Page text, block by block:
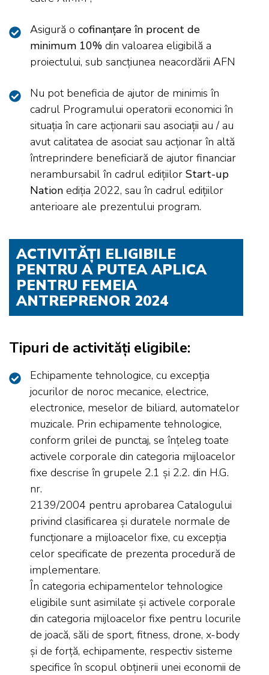
Asigură o cofinanțare în procent de
minimum 10% din valoarea eligibilă a
proiectului, sub sancțiunea neacordării AFN
Nu pot beneficia de ajutor de minimis în
cadrul Programului operatorii economici în
situația în care acționarii sau asociații au / au
avut calitatea de asociat sau acționar în altă
întreprindere beneficiară de ajutor financiar
nerambursabil în cadrul edițiilor Start-up
Nation ediția 2022, sau în cadrul edițiilor
anterioare ale prezentului program.
ACTIVITĂȚI ELIGIBILE
PENTRU A PUTEA APLICA
PENTRU FEMEIA
ANTREPRENOR 2024
Tipuri de activități eligibile:
Echipamente tehnologice, cu excepția
jocurilor de noroc mecanice, electrice,
electronice, meselor de biliard, automatelor
muzicale. Prin echipamente tehnologice,
conform grilei de punctaj, se înțeleg toate
activele corporale din categoria mijloacelor
fixe descrise în grupele 2.1 și 2.2. din H.G.
nr.
2139/2004 pentru aprobarea Catalogului
privind clasificarea și duratele normale de
funcționare a mijloacelor fixe, cu excepția
celor specificate de prezenta procedură de
implementare.
În categoria echipamentelor tehnologice
eligibile sunt asimilate și activele corporale
din categoria mijloacelor fixe pentru locurile
de joacă, săli de sport, fitness, drone, x-body
și de forță, echipamente, respectiv sisteme
specifice în scopul obținerii unei economii de